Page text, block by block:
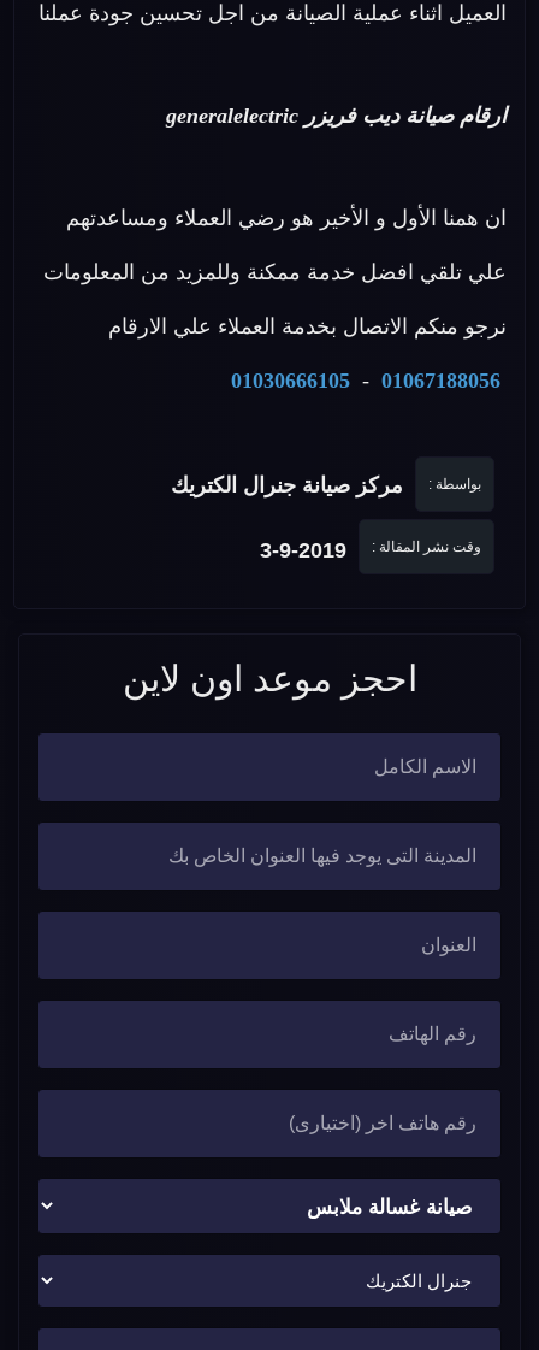
العميل اثناء عملية الصيانة من اجل تحسين جودة عملنا
ارقام صيانة ديب فريزر generalelectric
ان همنا الأول و الأخير هو رضي العملاء ومساعدتهم
علي تلقي افضل خدمة ممكنة وللمزيد من المعلومات
نرجو منكم الاتصال بخدمة العملاء علي الارقام
01067188056
-
01030666105
بواسطة : مركز صيانة جنرال الكتريك
وقت نشر المقالة : 3-9-2019
احجز موعد اون لاين